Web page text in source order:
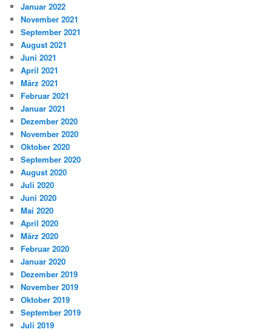
Januar 2022
November 2021
September 2021
August 2021
Juni 2021
April 2021
März 2021
Februar 2021
Januar 2021
Dezember 2020
November 2020
Oktober 2020
September 2020
August 2020
Juli 2020
Juni 2020
Mai 2020
April 2020
März 2020
Februar 2020
Januar 2020
Dezember 2019
November 2019
Oktober 2019
September 2019
Juli 2019